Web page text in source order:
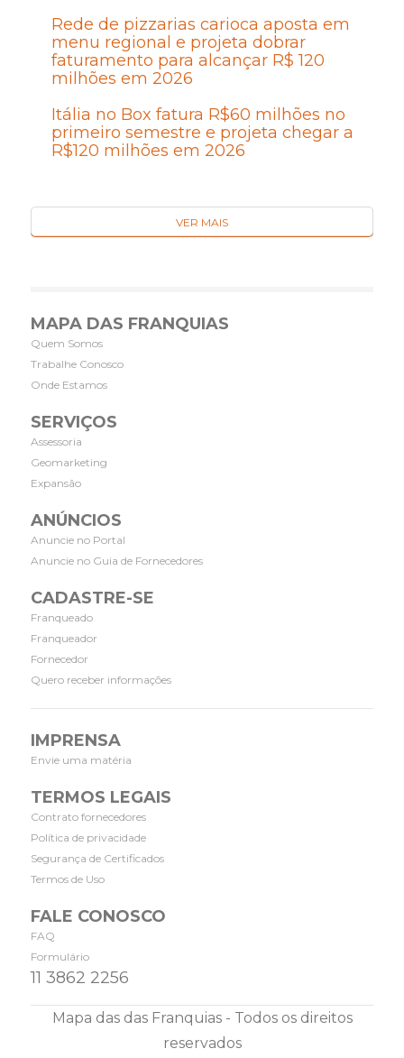
Rede de pizzarias carioca aposta em
menu regional e projeta dobrar
faturamento para alcançar R$ 120
milhões em 2026
Itália no Box fatura R$60 milhões no
primeiro semestre e projeta chegar a
R$120 milhões em 2026
VER MAIS
MAPA DAS FRANQUIAS
Quem Somos
Trabalhe Conosco
Onde Estamos
SERVIÇOS
Assessoria
Geomarketing
Expansão
ANÚNCIOS
Anuncie no Portal
Anuncie no Guia de Fornecedores
CADASTRE-SE
Franqueado
Franqueador
Fornecedor
Quero receber informações
IMPRENSA
Envie uma matéria
TERMOS LEGAIS
Contrato fornecedores
Política de privacidade
Segurança de Certificados
Termos de Uso
FALE CONOSCO
FAQ
Formulário
11 3862 2256
Mapa das das Franquias - Todos os direitos
reservados